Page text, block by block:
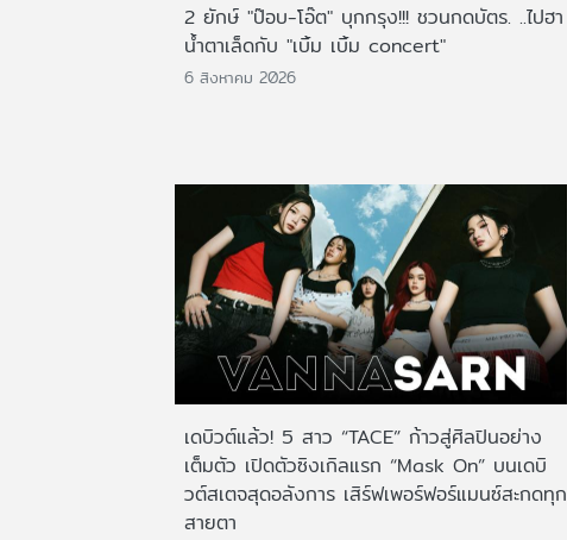
2 ยักษ์ "ป๊อบ-โอ๊ต" บุกกรุง!!! ชวนกดบัตร. ..ไปฮา
น้ำตาเล็ดกับ "เบิ้ม เบิ้ม concert"
6 สิงหาคม 2026
เดบิวต์แล้ว! 5 สาว “TACE” ก้าวสู่ศิลปินอย่าง
เต็มตัว เปิดตัวซิงเกิลแรก “Mask On” บนเดบิ
วต์สเตจสุดอลังการ เสิร์ฟเพอร์ฟอร์แมนซ์สะกดทุก
สายตา